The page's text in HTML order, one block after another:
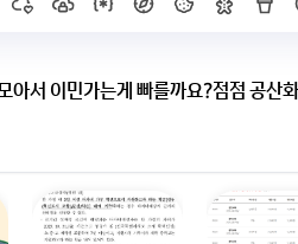
서 이민가는게 빠를까요?점점 공산
무 불안해요